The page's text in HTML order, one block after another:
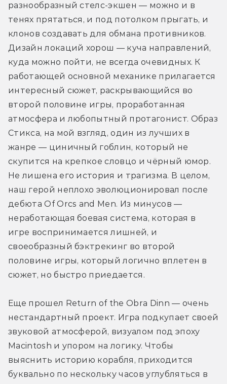
разнообразный стелс-экшен — можно и в
тенях прятаться, и под потолком прыгать, и
клонов создавать для обмана противников.
Дизайн локаций хорош — куча направлений,
куда можно пойти, не всегда очевидных. К
работающей основной механике прилагается
интересный сюжет, раскрывающийся во
второй половине игры, проработанная
атмосфера и любопытный протагонист. Образ
Стикса, на мой взгляд, один из лучших в
жанре — циничный гоблин, который не
скупится на крепкое словцо и чёрный юмор.
Не лишена его история и трагизма. В целом,
наш герой неплохо эволюционировал после
дебюта Of Orcs and Men. Из минусов —
неработающая боевая система, которая в
игре воспринимается лишней, и
своеобразный бэктрекинг во второй
половине игры, который логично вплетен в
сюжет, но быстро приедается.
Еще прошел Return of the Obra Dinn — очень
нестандартный проект. Игра подкупает своей
звуковой атмосферой, визуалом под эпоху
Macintosh и упором на логику. Чтобы
выяснить историю корабля, приходится
буквально по нескольку часов углубляться в